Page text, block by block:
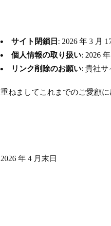
サイト閉鎖日 : 2026 年 3 月
個人情報の取り扱い: 2026
リンク削除のお願い: 貴社サ
重ねましてこれまでのご愛顧
2026 年 4 月末日